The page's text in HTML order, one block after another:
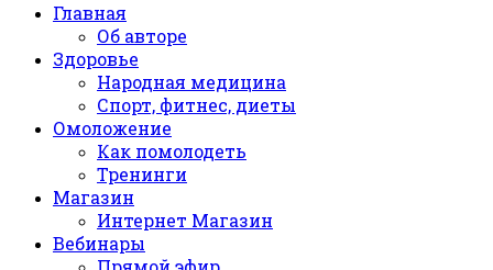
Главная
Об авторе
Здоровье
Народная медицина
Спорт, фитнес, диеты
Омоложение
Как помолодеть
Тренинги
Магазин
Интернет Магазин
Вебинары